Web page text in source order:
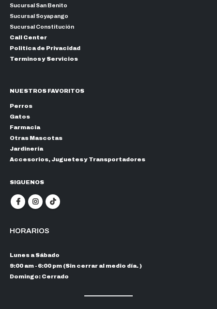
Sucursal San Benito
Sucursal Soyapango
Sucursal Constitución
Call Center
Politica de Privacidad
Terminos y Servicios
NUESTROS FAVORITOS
Perros
Gatos
Farmacia
Otras Mascotas
Jardinería
Accesorios, Juguetes y Transportadores
SIGUENOS
HORARIOS
Lunes a Sábado
9:00 am - 6:00 pm (Sin cerrar al medio día. )
Domingo: Cerrado